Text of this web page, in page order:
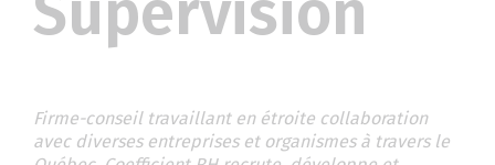
Firme-conseil travaillant en étroite collaboration
avec diverses entreprises et organismes à travers le